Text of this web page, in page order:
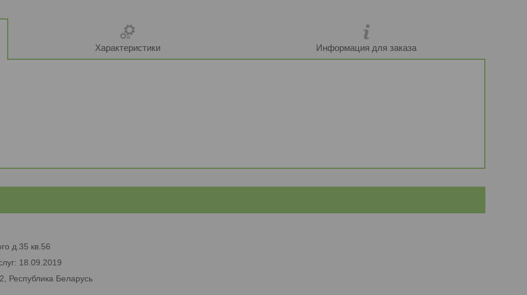
Характеристики Информация для заказа
д.35 кв.56
18.09.2019
Республика Беларусь